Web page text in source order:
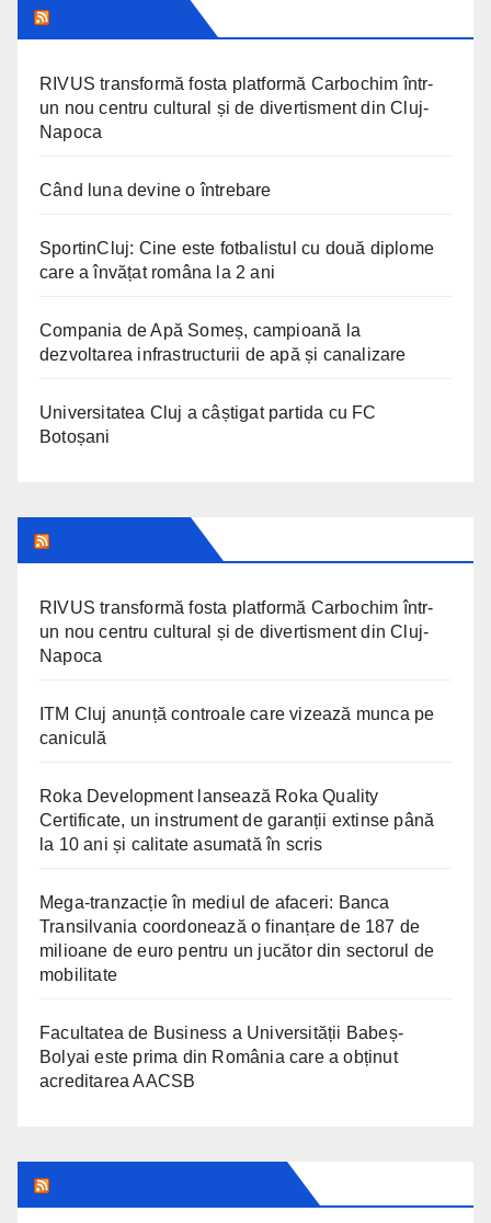
RIVUS transformă fosta platformă Carbochim într-
un nou centru cultural și de divertisment din Cluj-
Napoca
Când luna devine o întrebare
SportinCluj: Cine este fotbalistul cu două diplome
care a învățat româna la 2 ani
Compania de Apă Someș, campioană la
dezvoltarea infrastructurii de apă și canalizare
Universitatea Cluj a câștigat partida cu FC
Botoșani
RIVUS transformă fosta platformă Carbochim într-
un nou centru cultural și de divertisment din Cluj-
Napoca
ITM Cluj anunță controale care vizează munca pe
caniculă
Roka Development lansează Roka Quality
Certificate, un instrument de garanții extinse până
la 10 ani și calitate asumată în scris
Mega-tranzacție în mediul de afaceri: Banca
Transilvania coordonează o finanțare de 187 de
milioane de euro pentru un jucător din sectorul de
mobilitate
Facultatea de Business a Universității Babeș-
Bolyai este prima din România care a obținut
acreditarea AACSB